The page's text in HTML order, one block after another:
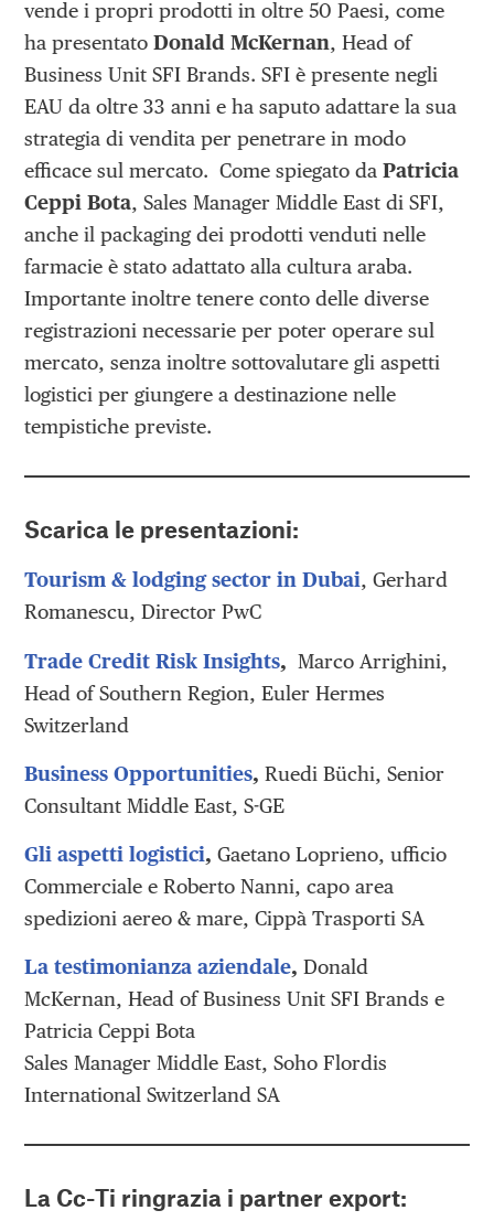
vende i propri prodotti in oltre 50 Paesi, come
ha presentatoDonald McKernan, Head of
Business Unit SFI Brands. SFI è presente negli
EAU da oltre 33 anni e ha saputo adattare la sua
strategia di vendita per penetrare in modo
efficace sul mercato. Come spiegato daPatricia
Ceppi Bota, Sales Manager Middle East di SFI,
anche il packaging dei prodotti venduti nelle
farmacie è stato adattato alla cultura araba.
Importante inoltre tenere conto delle diverse
registrazioni necessarie per poter operare sul
mercato, senza inoltre sottovalutare gli aspetti
logistici per giungere a destinazione nelle
tempistiche previste.
Scarica le presentazioni:
Tourism & lodging sector in Dubai, Gerhard
Romanescu, Director PwC
Trade Credit Risk Insights, Marco Arrighini,
Head of Southern Region, Euler Hermes
Switzerland
Business Opportunities,Ruedi Büchi, Senior
Consultant Middle East, S-GE
Gli aspetti logistici,Gaetano Loprieno, ufficio
Commerciale e Roberto Nanni, capo area
spedizioni aereo & mare, Cippà Trasporti SA
La testimonianza aziendale,Donald
McKernan, Head of Business Unit SFI Brands e
Patricia Ceppi Bota
Sales Manager Middle East, Soho Flordis
International Switzerland SA
La Cc-Ti ringrazia i partner export: